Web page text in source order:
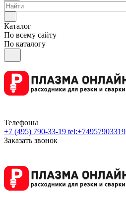
Каталог
По всему сайту
По каталогу
Телефоны
+7 (495) 790-33-19 tel:+74957903319
Заказать звонок